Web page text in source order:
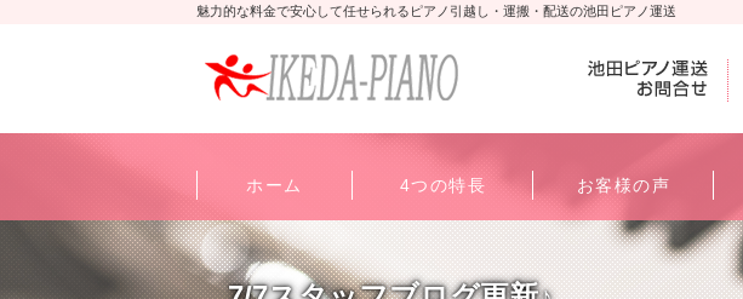
魅力的な料金で安心して任せられるピアノ引越し・運搬・配送の池田ピアノ運送
ホーム 4つの特長 お客様の声